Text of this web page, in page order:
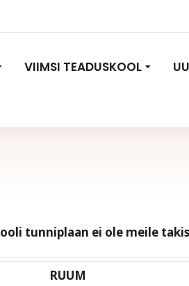
VIIMSI TEADUSKOOL
tunniplaan ei ole meile
RUUM